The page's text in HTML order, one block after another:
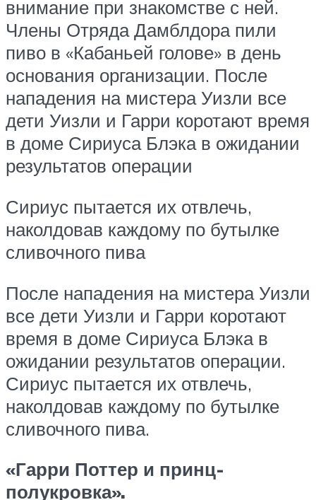
внимание при знакомстве с ней.
Члены Отряда Дамблдора пили
пиво в «Кабаньей голове» в день
основания организации. После
нападения на мистера Уизли все
дети Уизли и Гарри коротают время
в доме Сириуса Блэка в ожидании
результатов операции
Сириус пытается их отвлечь,
наколдовав каждому по бутылке
сливочного пива
После нападения на мистера Уизли
все дети Уизли и Гарри коротают
время в доме Сириуса Блэка в
ожидании результатов операции.
Сириус пытается их отвлечь,
наколдовав каждому по бутылке
сливочного пива.
«Гарри Поттер и принц-
полукровка».